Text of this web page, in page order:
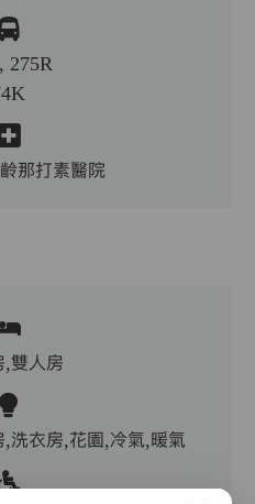
275R
那打素醫院
,雙人房
洗衣房,花園,冷氣,暖氣